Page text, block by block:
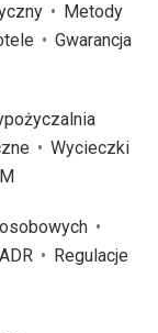
Metody
Gwarancja
Wycieczki
Regulacje